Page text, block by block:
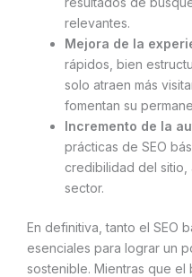
relevantes.
Mejora de la
rápidos, bien
solo atraen más
fomentan su
Incremento de la
prácticas de SEO
credibilidad del sitio,
sector.
En definitiva, tanto el SEO
esenciales para lograr un
sostenible. Mientras que el